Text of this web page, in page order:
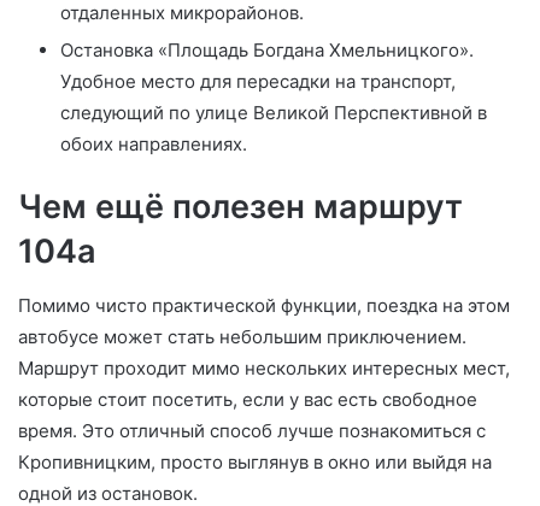
отдаленных микрорайонов.
Остановка «Площадь Богдана Хмельницкого».
Удобное место для пересадки на транспорт,
следующий по улице Великой Перспективной в
обоих направлениях.
Чем ещё полезен маршрут
104а
Помимо чисто практической функции, поездка на этом
автобусе может стать небольшим приключением.
Маршрут проходит мимо нескольких интересных мест,
которые стоит посетить, если у вас есть свободное
время. Это отличный способ лучше познакомиться с
Кропивницким, просто выглянув в окно или выйдя на
одной из остановок.